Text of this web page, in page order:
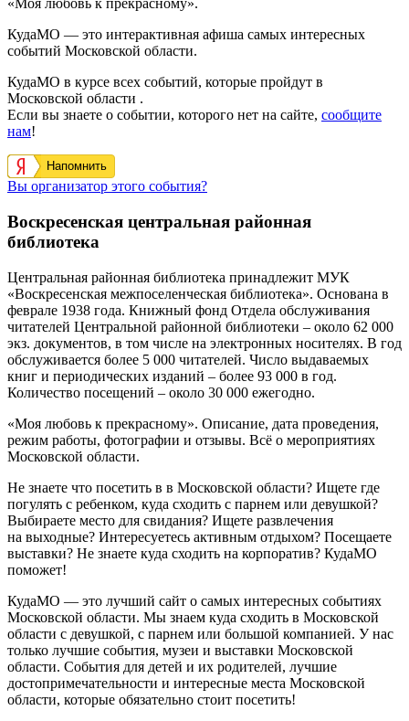
«Моя любовь к прекрасному».
КудаМО — это интерактивная афиша самых интересных
событий Московской области.
КудаМО в курсе всех событий, которые пройдут в
Московской области .
Если вы знаете о событии, которого нет на сайте, сообщите
нам!
Напомнить
Вы организатор этого события?
Воскресенская центральная районная
библиотека
Центральная районная библиотека принадлежит МУК
«Воскресенская межпоселенческая библиотека». Основана в
феврале 1938 года. Книжный фонд Отдела обслуживания
читателей Центральной районной библиотеки – около 62 000
экз. документов, в том числе на электронных носителях. В год
обслуживается более 5 000 читателей. Число выдаваемых
книг и периодических изданий – более 93 000 в год.
Количество посещений – около 30 000 ежегодно.
«Моя любовь к прекрасному». Описание, дата проведения,
режим работы, фотографии и отзывы. Всё о мероприятиях
Московской области.
Не знаете что посетить в в Московской области? Ищете где
погулять с ребенком, куда сходить с парнем или девушкой?
Выбираете место для свидания? Ищете развлечения
на выходные? Интересуетесь активным отдыхом? Посещаете
выставки? Не знаете куда сходить на корпоратив? КудаМО
поможет!
КудаМО — это лучший сайт о самых интересных событиях
Московской области. Мы знаем куда сходить в Московской
области с девушкой, с парнем или большой компанией. У нас
только лучшие события, музеи и выставки Московской
области. События для детей и их родителей, лучшие
достопримечательности и интересные места Московской
области, которые обязательно стоит посетить!